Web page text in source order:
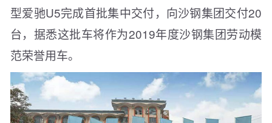
型爱驰U5完成首批集中交付，向沙钢集团交付20
台，据悉这批车将作为2019年度沙钢集团劳动模
范荣誉用车。